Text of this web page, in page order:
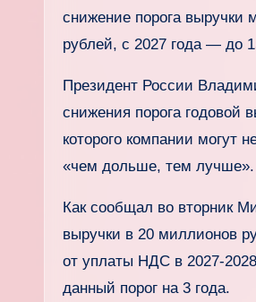
снижение порога
рублей, с 2027 года — до
Президент России
снижения порога годовой
которого компании могут
«чем дольше, тем лучше».
Как сообщал во вторник
выручки в 20 миллионов
от уплаты НДС в 2027-
данный порог на 3 года.